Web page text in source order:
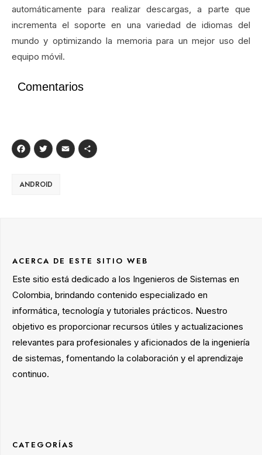
automáticamente para realizar descargas, a parte que
incrementa el soporte en una variedad de idiomas del
mundo y optimizando la memoria para un mejor uso del
equipo móvil.
Comentarios
Facebook
Twitter
Email
ANDROID
ACERCA DE ESTE SITIO WEB
Este sitio está dedicado a los Ingenieros de Sistemas en
Colombia, brindando contenido especializado en
informática, tecnología y tutoriales prácticos. Nuestro
objetivo es proporcionar recursos útiles y actualizaciones
relevantes para profesionales y aficionados de la ingeniería
de sistemas, fomentando la colaboración y el aprendizaje
continuo.
CATEGORÍAS